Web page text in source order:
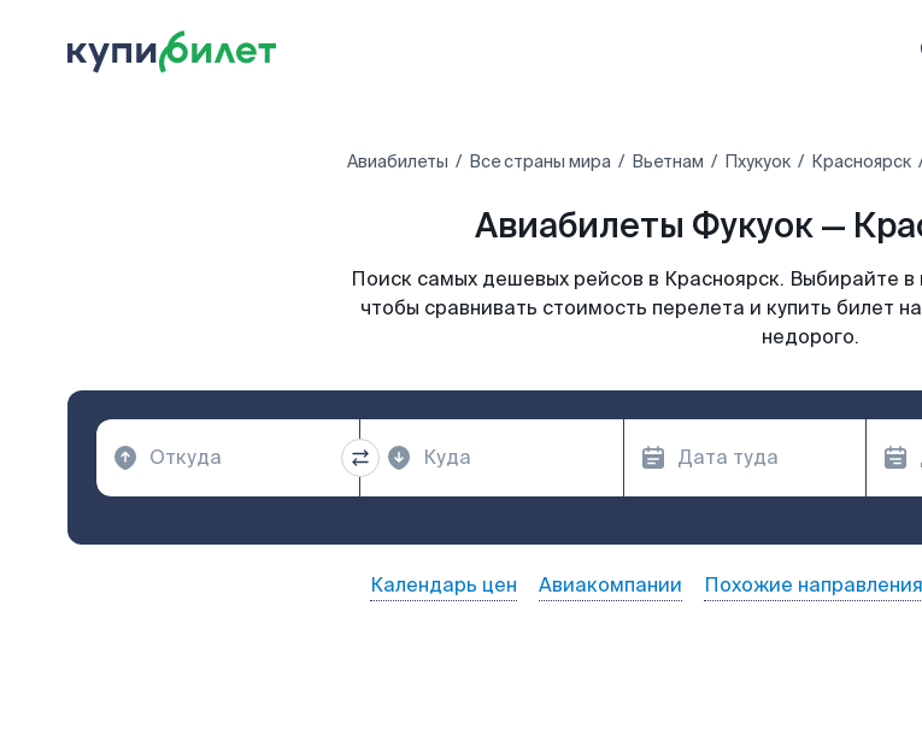
Авиабилеты Все страны мира Вьетнам Пхукуок Красноярск
Авиабилеты Фукуок —
Поиск самых дешевых рейсов в Красноярск. Выбирайте
чтобы сравнивать стоимость перелета и купить билет
недорого.
Календарь цен Авиакомпании Похожие направления